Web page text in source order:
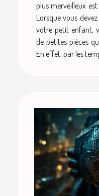
plus merveilleux
Lorsque vous
votre petit enfant,
de petites pièces
En effet, par les